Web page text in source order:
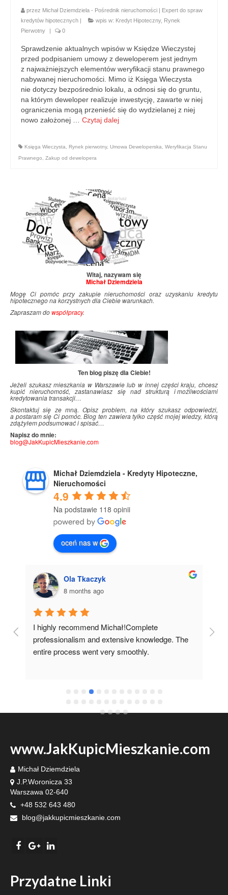
przez Michał Dziemdziela - Pośrednik nieruchomości | Expert do spraw
kredytów hipotecznych | wpis w: Kredyt Hipoteczny, Rynek
Pierwotny
| 0
Sprawdzenie aktualnych wpisów w Księdze Wieczystej
przed podpisaniem umowy z deweloperem jest jednym
z najważniejszych elementów weryfikacji stanu prawnego
nabywanej nieruchomości. Mimo iż Księga Wieczysta
nie dotyczy bezpośrednio lokalu, a odnosi się do gruntu,
na którym deweloper realizuje inwestycję, zawarte w niej
ograniczenia mogą przenieść się do wydzielanej z niej
nowo założonej … Czytaj dalej
Księga Wieczysta Rynek pierwotny, Umowa Deweloperska
Weryfikacja Stanu
Prawnego
Zakup od dewelopera
Witaj, nazywam się
Michał Dziemdziela
Mogę Ci pomóc przy zakupie nieruchomości oraz uzyskaniu kredytu
hipotecznego na korzystnych dla Ciebie warunkach.
Zapraszam dowspółpracy.
Ten blog piszę dla Ciebie!
Jeżeli szukasz mieszkania w Warszawie lub w innej części kraju, chcesz
kupić nieruchomość, zastanawiasz się nad strukturą imożliwościami
kredytowania transakcji…
Skontaktuj się ze mną. Opisz problem, na który szukasz odpowiedzi,
a postaram się Ci pomóc. Blog ten zawiera tylko część mojej wiedzy, którą
zdążyłem podsumować ispisać…
Napisz do mnie:
blog@JakKupicMieszkanie.com
Michał Dziemdziela - Kredyty Hipoteczne,
Nieruchomości
4.9
Na podstawie 118 opinii
oceń nas w
Ola Tkaczyk
8 months ago
I highly recommend Michał!Complete
professionalism and extensive knowledge. The
entire process went very smoothly.
I
www.JakKupicMieszkanie.com
Michał Dziemdziela
J.P.Woronicza 33
Warszawa 02-640
+48 532 643 480
blog@jakkupicmieszkanie.com
Przydatne Linki